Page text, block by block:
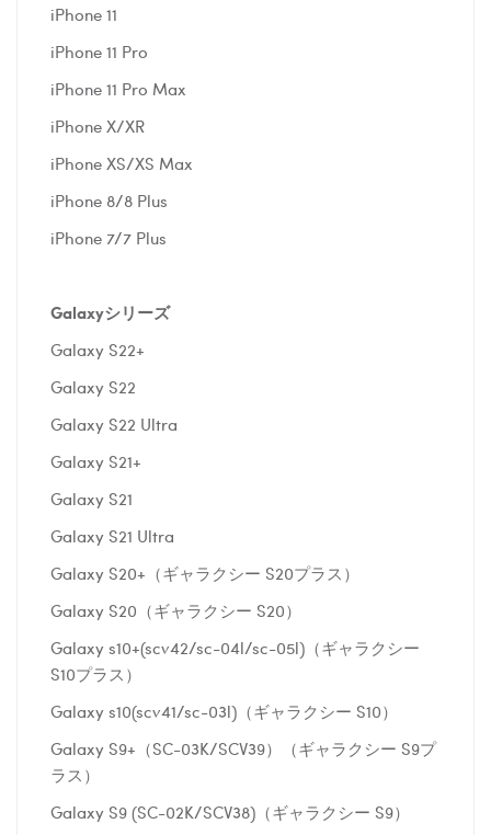
iPhone 11
iPhone 11 Pro
iPhone 11 Pro Max
iPhone X/XR
iPhone XS/XS Max
iPhone 8/8 Plus
iPhone 7/7 Plus
Galaxyシリーズ
Galaxy S22+
Galaxy S22
Galaxy S22 Ultra
Galaxy S21+
Galaxy S21
Galaxy S21 Ultra
Galaxy S20+（ギャラクシー S20プラス）
Galaxy S20（ギャラクシー S20）
Galaxy s10+(scv42/sc-04l/sc-05l)（ギャラクシー
S10プラス）
Galaxy s10(scv41/sc-03l)（ギャラクシー S10）
Galaxy S9+（SC-03K/SCV39）（ギャラクシー S9プ
ラス）
Galaxy S9 (SC-02K/SCV38)（ギャラクシー S9）